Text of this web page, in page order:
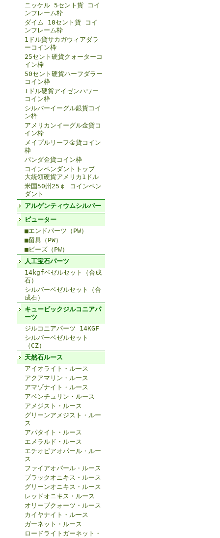
ニッケル 5セント貨 コイ
ンフレーム枠
ダイム 10セント貨 コイ
ンフレーム枠
1ドル貨サカガウィアダラ
ーコイン枠
25セント硬貨クォーターコ
イン枠
50セント硬貨ハーフダラー
コイン枠
1ドル硬貨アイゼンハワー
コイン枠
シルバーイーグル銀貨コイ
ン枠
アメリカンイーグル金貨コ
イン枠
メイプルリーフ金貨コイン
枠
パンダ金貨コイン枠
コインペンダントトップ
大統領硬貨アメリカ1ドル
米国50州25￠ コインペン
ダント
アルゲンティウムシルバー
ピューター
■エンドパーツ（PW）
■留具（PW）
■ビーズ（PW）
人工宝石パーツ
14kgfベゼルセット（合成
石）
シルバーベゼルセット（合
成石）
キュービックジルコニアパ
ーツ
ジルコニアパーツ 14KGF
シルバーベゼルセット
（CZ）
天然石ルース
アイオライト・ルース
アクアマリン・ルース
アマゾナイト・ルース
アベンチュリン・ルース
アメジスト・ルース
グリーンアメジスト・ルー
ス
アパタイト・ルース
エメラルド・ルース
エチオピアオパール・ルー
ス
ファイアオパール・ルース
ブラックオニキス・ルース
グリーンオニキス・ルース
レッドオニキス・ルース
オリーブクォーツ・ルース
カイヤナイト・ルース
ガーネット・ルース
ロードライトガーネット・